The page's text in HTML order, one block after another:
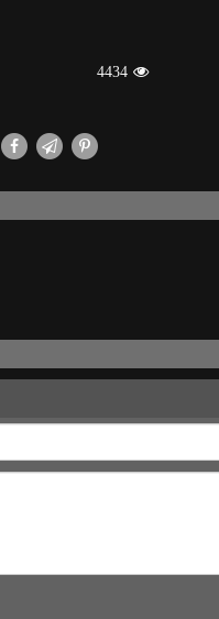
4434